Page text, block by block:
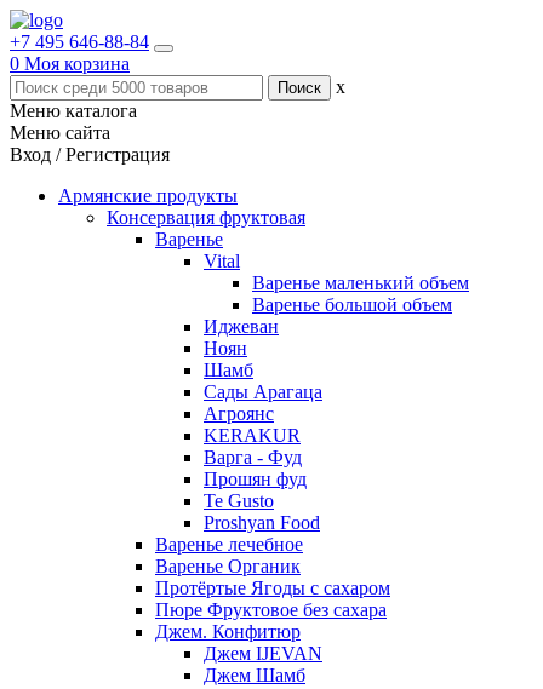
+7 495 646-88-84
0 Моя корзина
x
Меню каталога
Меню сайта
Вход / Регистрация
Армянские продукты
Консервация фруктовая
Варенье
Vital
Варенье маленький объем
Варенье большой объем
Иджеван
Ноян
Шамб
Сады Арагаца
Агроянс
KERAKUR
Варга - Фуд
Прошян фуд
Te Gusto
Proshyan Food
Варенье лечебное
Варенье Органик
Протёртые Ягоды с сахаром
Пюре Фруктовое без сахара
Джем. Конфитюр
Джем IJEVAN
Джем Шамб